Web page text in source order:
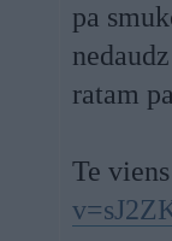
pa
ratam
Te